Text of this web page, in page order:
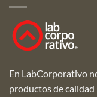
En LabCorporativo
productos de